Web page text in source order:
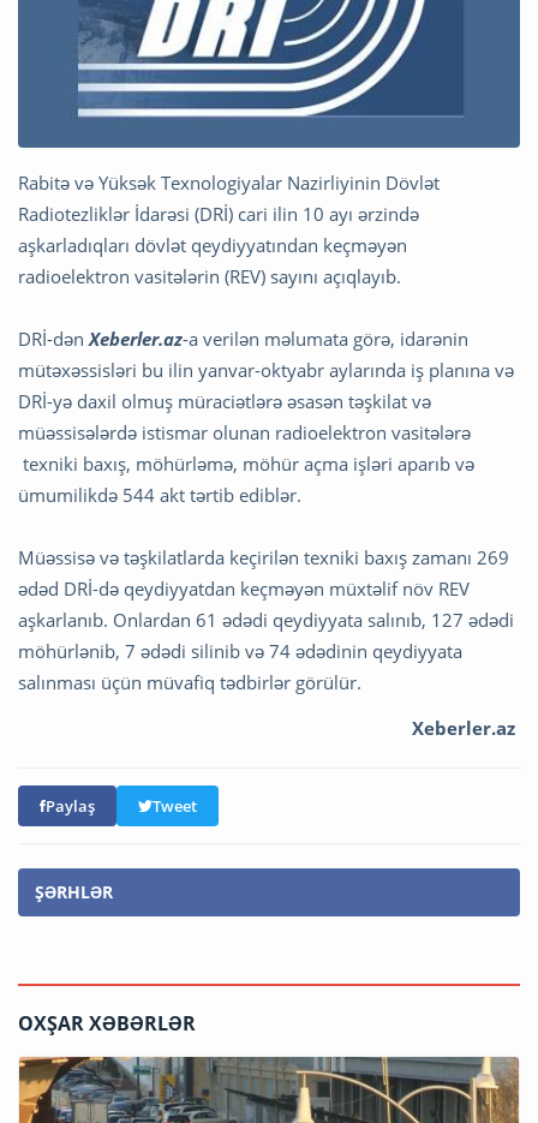
Rabitə və Yüksək Texnologiyalar Nazirliyinin Dövlət
Radiotezliklər İdarəsi (DRİ) cari ilin 10 ayı ərzində
aşkarladıqları dövlət qeydiyyatından keçməyən
radioelektron vasitələrin (REV) sayını açıqlayıb.
DRİ-dənXeberler.az-a verilən məlumata görə, idarənin
mütəxəssisləri bu ilin yanvar-oktyabr aylarında iş planına və
DRİ-yə daxil olmuş müraciətlərə əsasən təşkilat və
müəssisələrdə istismar olunan radioelektron vasitələrə
texniki baxış, möhürləmə, möhür açma işləri aparıb və
ümumilikdə 544 akt tərtib ediblər.
Müəssisə və təşkilatlarda keçirilən texniki baxış zamanı 269
ədəd DRİ-də qeydiyyatdan keçməyən müxtəlif növ REV
aşkarlanıb. Onlardan 61 ədədi qeydiyyata salınıb, 127 ədədi
möhürlənib, 7 ədədi silinib və 74 ədədinin qeydiyyata
salınması üçün müvafiq tədbirlər görülür.
Xeberler.az
Paylaş Tweet
ŞƏRHLƏR
OXŞAR XƏBƏRLƏR